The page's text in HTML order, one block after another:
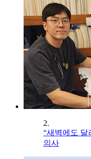
2.
“새벽에도 달
의사